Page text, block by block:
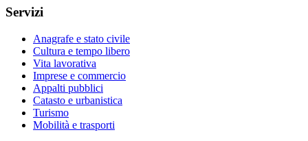
Servizi
Anagrafe e stato civile
Cultura e tempo libero
Vita lavorativa
Imprese e commercio
Appalti pubblici
Catasto e urbanistica
Turismo
Mobilità e trasporti